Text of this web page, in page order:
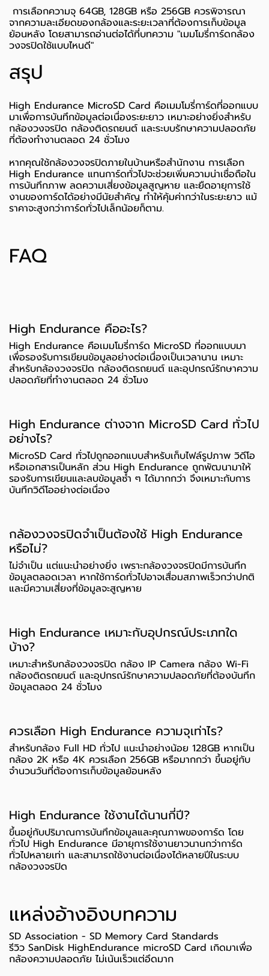
การเลือกความจุ 64GB, 128GB หรือ 256GB ควรพิจารณา
จากความละเอียดของกล้องและระยะเวลาที่ต้องการเก็บข้อมูล
ย้อนหลัง โดยสามารถอ่านต่อได้ที่บทความ "เมมโมรี่การ์ดกล้อง
วงจรปิดใช้แบบไหนดี"
สรุป
High Endurance MicroSD Card คือเมมโมรี่การ์ดที่ออกแบบ
มาเพื่อการบันทึกข้อมูลต่อเนื่องระยะยาว เหมาะอย่างยิ่งสำหรับ
กล้องวงจรปิด กล้องติดรถยนต์ และระบบรักษาความปลอดภัย
ที่ต้องทำงานตลอด 24 ชั่วโมง
หากคุณใช้กล้องวงจรปิดภายในบ้านหรือสำนักงาน การเลือก
High Endurance แทนการ์ดทั่วไปจะช่วยเพิ่มความน่าเชื่อถือใน
การบันทึกภาพ ลดความเสี่ยงข้อมูลสูญหาย และยืดอายุการใช้
งานของการ์ดได้อย่างมีนัยสำคัญ ทำให้คุ้มค่ากว่าในระยะยาว แม้
ราคาจะสูงกว่าการ์ดทั่วไปเล็กน้อยก็ตาม.
FAQ
High Endurance คืออะไร?
High Endurance คือเมมโมรี่การ์ด MicroSD ที่ออกแบบมา
เพื่อรองรับการเขียนข้อมูลอย่างต่อเนื่องเป็นเวลานาน เหมาะ
สำหรับกล้องวงจรปิด กล้องติดรถยนต์ และอุปกรณ์รักษาความ
ปลอดภัยที่ทำงานตลอด 24 ชั่วโมง
High Endurance ต่างจาก MicroSD Card ทั่วไป
อย่างไร?
MicroSD Card ทั่วไปถูกออกแบบสำหรับเก็บไฟล์รูปภาพ วิดีโอ
หรือเอกสารเป็นหลัก ส่วน High Endurance ถูกพัฒนามาให้
รองรับการเขียนและลบข้อมูลซ้ำ ๆ ได้มากกว่า จึงเหมาะกับการ
บันทึกวิดีโออย่างต่อเนื่อง
กล้องวงจรปิดจำเป็นต้องใช้ High Endurance
หรือไม่?
ไม่จำเป็น แต่แนะนำอย่างยิ่ง เพราะกล้องวงจรปิดมีการบันทึก
ข้อมูลตลอดเวลา หากใช้การ์ดทั่วไปอาจเสื่อมสภาพเร็วกว่าปกติ
และมีความเสี่ยงที่ข้อมูลจะสูญหาย
High Endurance เหมาะกับอุปกรณ์ประเภทใด
บ้าง?
เหมาะสำหรับกล้องวงจรปิด กล้อง IP Camera กล้อง Wi-Fi
กล้องติดรถยนต์ และอุปกรณ์รักษาความปลอดภัยที่ต้องบันทึก
ข้อมูลตลอด 24 ชั่วโมง
ควรเลือก High Endurance ความจุเท่าไร?
สำหรับกล้อง Full HD ทั่วไป แนะนำอย่างน้อย 128GB หากเป็น
กล้อง 2K หรือ 4K ควรเลือก 256GB หรือมากกว่า ขึ้นอยู่กับ
จำนวนวันที่ต้องการเก็บข้อมูลย้อนหลัง
High Endurance ใช้งานได้นานกี่ปี?
ขึ้นอยู่กับปริมาณการบันทึกข้อมูลและคุณภาพของการ์ด โดย
ทั่วไป High Endurance มีอายุการใช้งานยาวนานกว่าการ์ด
ทั่วไปหลายเท่า และสามารถใช้งานต่อเนื่องได้หลายปีในระบบ
กล้องวงจรปิด
แหล่งอ้างอิงบทความ
SD Association - SD Memory Card Standards
รีวิว SanDisk HighEndurance microSD Card เกิดมาเพื่อ
กล้องความปลอดภัย ไม่เน้นเร็วแต่อึดมาก